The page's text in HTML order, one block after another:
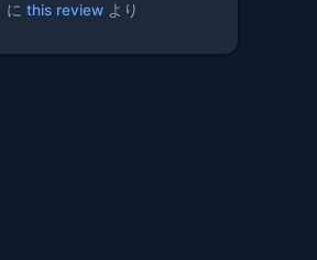
に this review より